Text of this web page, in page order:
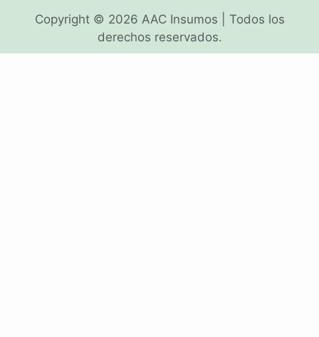
Copyright © 2026 AAC Insumos | Todos los
derechos reservados.